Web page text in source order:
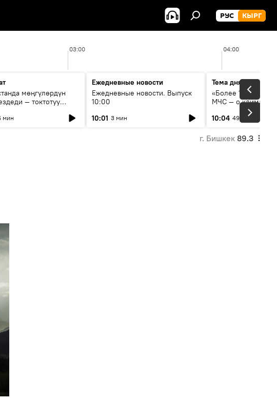
РУС КЫРГ
03:00 04:00
мөңгүлөрдүн
— токтотуу
мин
Ежедневные новости
Ежедневные новости. Выпуск
10:00
10:01 3 мин
Тема дня
«Более 1200 сёл в
МЧС — о климате,
системе
населения
10:04 49 мин
г. Бишкек 89.3